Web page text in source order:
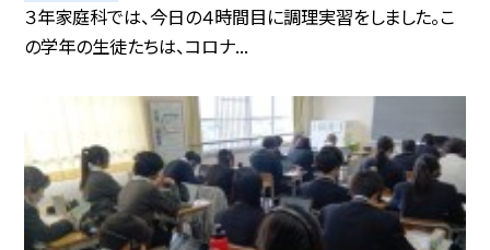
３年家庭科では、今日の４時間目に調理実習をしました。こ
の学年の生徒たちは、コロナ...